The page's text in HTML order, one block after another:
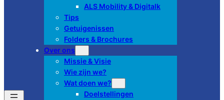
ALS Mobility & Digitalk
Tips
Getuigenissen
Folders & Brochures
Over ons
Missie & Visie
Wie zijn we?
Wat doen we?
Doelstellingen